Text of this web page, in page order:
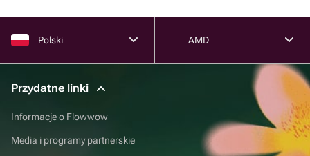
Polski AMD
Przydatne linki
Informacje o Flowwow
Media i programy partnerskie